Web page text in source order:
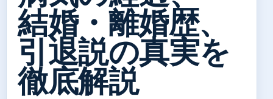
結婚・離婚歴、
引退説の真実を
徹底解説